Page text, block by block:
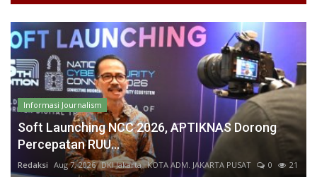
Informasi Journalism
Soft Launching NCC 2026, APTIKNAS Dorong
Percepatan RUU...
Redaksi Aug 7, 2026 DKI Jakarta KOTA ADM. JAKARTA PUSAT 0
21